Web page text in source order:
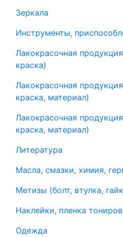
Зеркала
Инструменты,
Лакокрасочная
краска)
Лакокрасочная
краска, материал)
Лакокрасочная
краска, материал)
Литература
Масла, смазки, химия,
Метизы (болт, втулка,
Наклейки, пленка
Одежда